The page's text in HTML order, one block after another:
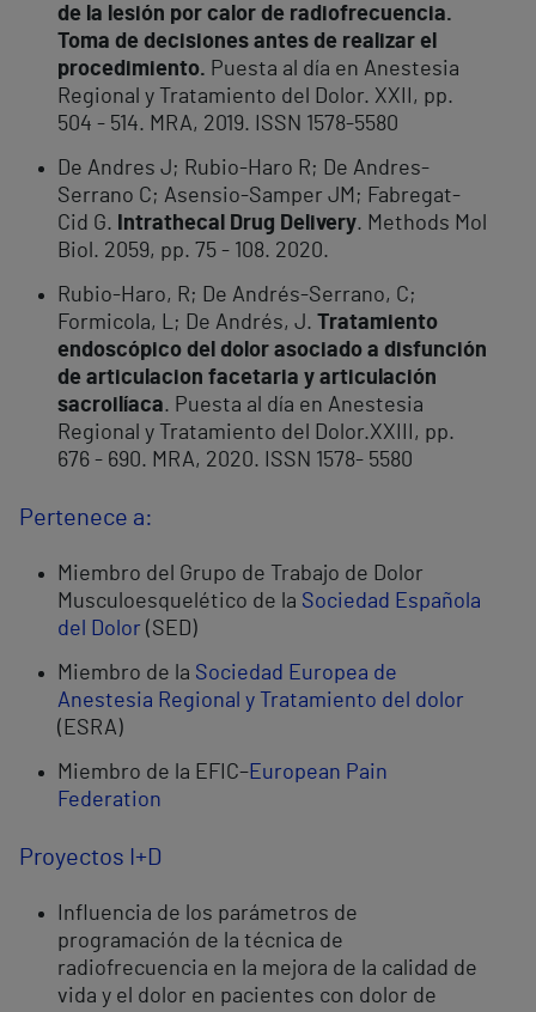
de la lesión por calor de radiofrecuencia.
Toma de decisiones antes de realizar el
procedimiento. Puesta al día en Anestesia
Regional y Tratamiento del Dolor. XXII, pp.
504 - 514. MRA, 2019. ISSN 1578-5580
De Andres J; Rubio-Haro R; De Andres-
Serrano C; Asensio-Samper JM; Fabregat-
Cid G.
Intrathecal Drug Delivery. Methods Mol
Biol. 2059, pp. 75 - 108. 2020.
Rubio-Haro, R; De Andrés-Serrano, C;
Formicola, L; De Andrés, J.
Tratamiento
endoscópico del dolor asociado a disfunción
de articulacion facetaria y articulación
sacroilíaca. Puesta al día en Anestesia
Regional y Tratamiento del Dolor.XXIII, pp.
676 - 690. MRA, 2020. ISSN 1578- 5580
Pertenece a:
Miembro del Grupo de Trabajo de Dolor
Musculoesquelético de la Sociedad Española
del Dolor (SED)
Miembro de la Sociedad Europea de
Anestesia Regional y Tratamiento del dolor
(ESRA)
Miembro de la EFIC–European Pain
Federation
Proyectos I+D
Influencia de los parámetros de
programación de la técnica de
radiofrecuencia en la mejora de la calidad de
vida y el dolor en pacientes con dolor de